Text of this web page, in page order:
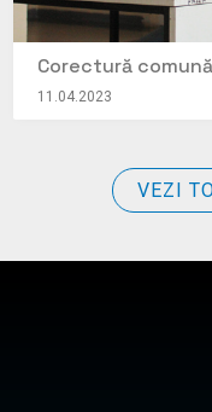
Corectură
11.04.2023
VEZI